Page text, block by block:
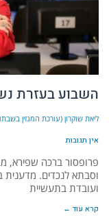
השבוע בעזרת
ליאת שוקרון (עורכת המגזין
אין תגובות
פרופסור ברכה שפירא,
וסבתא לנכדים.
ועובדת בתעשיית
קרא עוד ←